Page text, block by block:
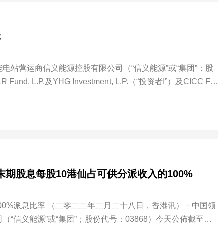
站营运商信义能源控股有限公司（“信义能源”或“集团”；股
L.P.及YHG Investment, L.P.（“投资者I”）及CICC Fin
股息每股10港仙占可供分派收入的100%
“信义能源”或“集团”；股份代号：03868）今天公佈截至二